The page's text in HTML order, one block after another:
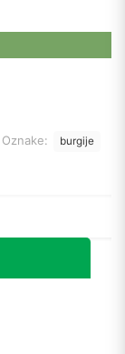
Oznake:
burgije